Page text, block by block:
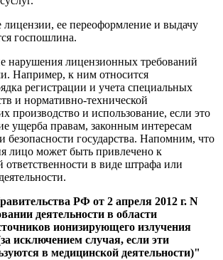
лицензии, ее переоформление и выдачу
госпошлина.
нарушения лицензионных требований
Например, к ним относится
регистрации и учета специальных
и нормативно-технической
производство и использование, если это
ущерба правам, законным интересам
безопасности государства. Напомним, что
лицо может быть привлечено к
ответственности в виде штрафа или
РФ от 2 апреля 2012 г. N
деятельности в области
ионизирующего излучения
исключением случая, если эти
в медицинской деятельности)"